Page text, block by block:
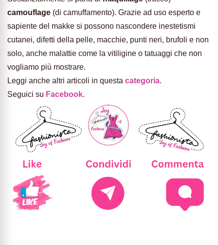
camouflage (di camuffamento). Grazie ad uso esperto e
sapiente del makke si possono nascondere inestetismi
cutanei, difetti della pelle, macchie, punti neri, brufoli e non
solo, anche malattie come la vitiligine o tatuaggi che non
vogliamo più mostrare.
Leggi anche altri articoli in questa categoria.
Seguici su Facebook.